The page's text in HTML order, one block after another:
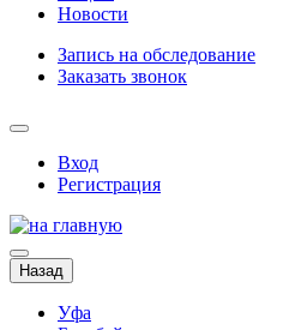
Новости
Запись на обследование
Заказать звонок
Вход
Регистрация
Назад
Уфа